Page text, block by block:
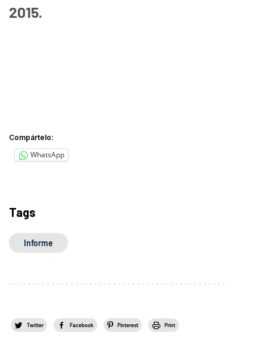
2015.
Compártelo:
WhatsApp
Tags
Informe
Twitter Facebook Pinterest Print